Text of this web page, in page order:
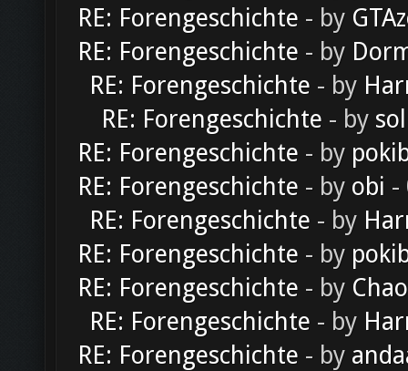
RE: Forengeschichte - by
RE: Forengeschichte - by
RE: Forengeschichte - by
RE: Forengeschichte - by
RE: Forengeschichte - by
RE: Forengeschichte - by obi -
RE: Forengeschichte - by
RE: Forengeschichte - by
RE: Forengeschichte - by
RE: Forengeschichte - by
RE: Forengeschichte - by